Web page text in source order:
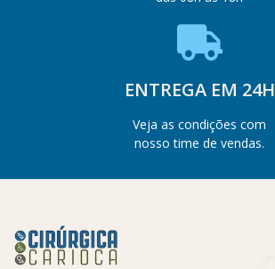
ENTREGA EM 24H
Veja as condições com
nosso time de vendas.